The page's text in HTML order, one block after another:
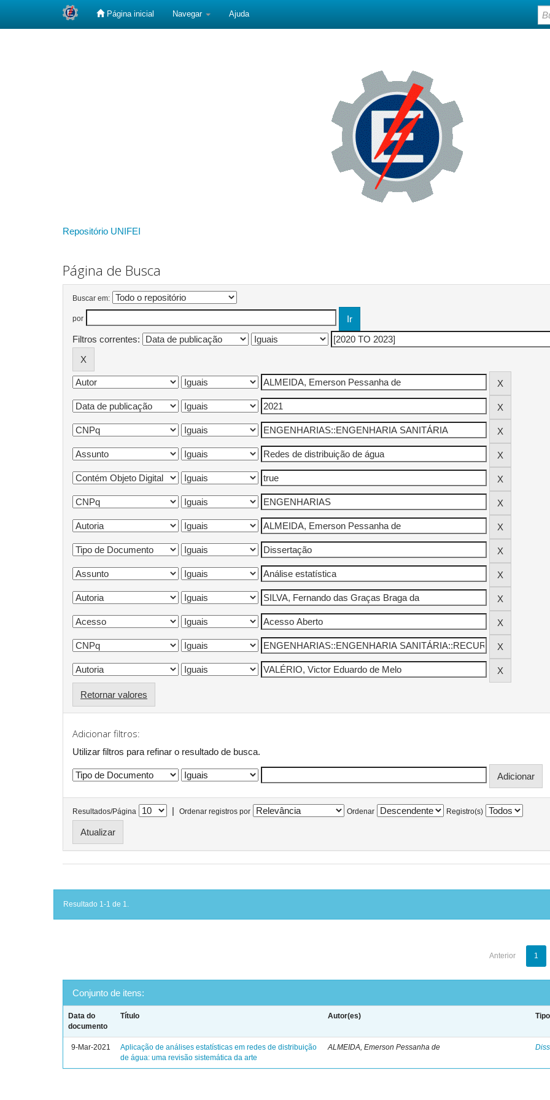
Página inicial Navegar Ajuda
Repositório UNIFEI
Página de Busca
Buscar em:
por
Filtros correntes:
Retornar valores
Adicionar filtros:
Utilizar filtros para refinar o resultado de busca.
Resultados/Página | Ordenar registros por Ordenar Registro(s)
Resultado 1-1 de 1.
Anterior 1
Conjunto de itens:
Data do
documento
Título Autor(es) Tipo
9-Mar-2021
Aplicação de análises estatísticas em redes de distribuição
de água: uma revisão sistemática da arte
ALMEIDA, Emerson Pessanha de